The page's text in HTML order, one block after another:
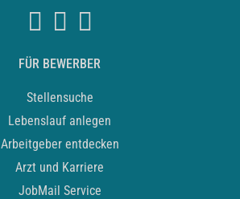
FÜR BEWERBER
Stellensuche
Lebenslauf anlegen
Arbeitgeber entdecken
Arzt und Karriere
JobMail Service